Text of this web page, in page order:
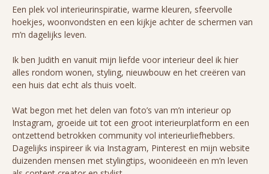
Een plek vol interieurinspiratie, warme kleuren, sfeervolle
hoekjes, woonvondsten en een kijkje achter de schermen van
m’n dagelijks leven.
Ik ben Judith en vanuit mijn liefde voor interieur deel ik hier
alles rondom wonen, styling, nieuwbouw en het creëren van
een huis dat echt als thuis voelt.
Wat begon met het delen van foto’s van m’n interieur op
Instagram, groeide uit tot een groot interieurplatform en een
ontzettend betrokken community vol interieurliefhebbers.
Dagelijks inspireer ik via Instagram, Pinterest en mijn website
duizenden mensen met stylingtips, woonideeën en m’n leven